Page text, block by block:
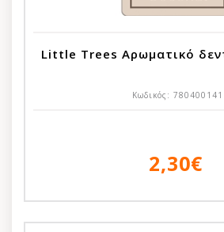
Little Trees Αρωματικό
Κωδικός: 780400141
2,30€